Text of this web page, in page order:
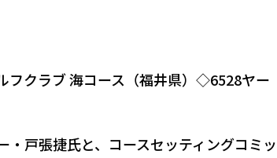
クラブ 海コース（福井県）◇6528ヤー
戸張捷氏と、コースセッティングコミッ